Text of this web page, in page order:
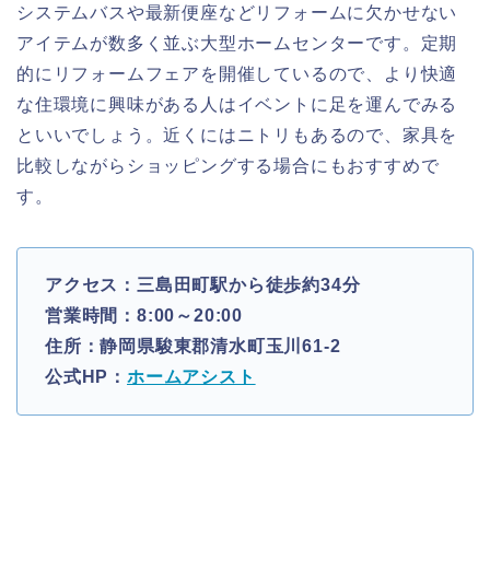
システムバスや最新便座などリフォームに欠かせない
アイテムが数多く並ぶ大型ホームセンターです。定期
的にリフォームフェアを開催しているので、より快適
な住環境に興味がある人はイベントに足を運んでみる
といいでしょう。近くにはニトリもあるので、家具を
比較しながらショッピングする場合にもおすすめで
す。
アクセス：三島田町駅から徒歩約34分
営業時間：8:00～20:00
住所：静岡県駿東郡清水町玉川61-2
公式HP： ホームアシスト